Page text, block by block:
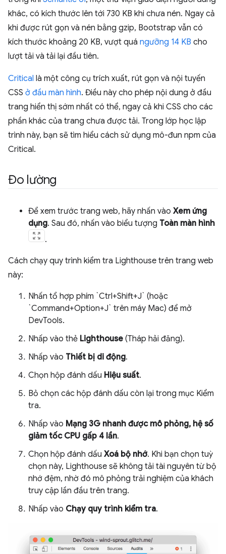
khác, có kích thước lên tới 730 KB khi chưa nén. Ngay cả
khi được rút gọn và nén bằng gzip, Bootstrap vẫn có
kích thước khoảng 20 KB, vượt quá ngưỡng 14 KB cho
lượt tải và tải lại đầu tiên.
Critical là một công cụ trích xuất, rút gọn và nội tuyến
CSS ở đầu màn hình. Điều này cho phép nội dung ở đầu
trang hiển thị sớm nhất có thể, ngay cả khi CSS cho các
phần khác của trang chưa được tải. Trong lớp học lập
trình này, bạn sẽ tìm hiểu cách sử dụng mô-đun npm của
Critical.
Đo lường
Để xem trước trang web, hãy nhấn vào Xem ứng
dụng. Sau đó, nhấn vào biểu tượng Toàn màn hình
.
Cách chạy quy trình kiểm tra Lighthouse trên trang web
này:
Nhấn tổ hợp phím `Ctrl+Shift+J` (hoặc
`Command+Option+J` trên máy Mac) để mở
DevTools.
Nhấp vào thẻ Lighthouse (Tháp hải đăng).
Nhấp vào Thiết bị di động.
Chọn hộp đánh dấu Hiệu suất.
Bỏ chọn các hộp đánh dấu còn lại trong mục Kiểm
tra.
Nhấp vào Mạng 3G nhanh được mô phỏng, hệ số
giảm tốc CPU gấp 4 lần.
Chọn hộp đánh dấu Xoá bộ nhớ. Khi bạn chọn tuỳ
chọn này, Lighthouse sẽ không tải tài nguyên từ bộ
nhớ đệm, nhờ đó mô phỏng trải nghiệm của khách
truy cập lần đầu trên trang.
Nhấp vào Chạy quy trình kiểm tra.